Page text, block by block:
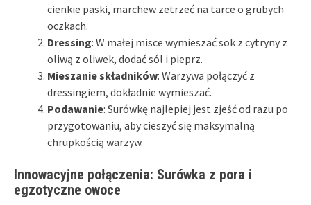
cienkie paski, marchew zetrzeć na tarce o grubych
oczkach.
Dressing: W małej misce wymieszać sok z cytryny z
oliwą z oliwek, dodać sól i pieprz.
Mieszanie składników: Warzywa połączyć z
dressingiem, dokładnie wymieszać.
Podawanie: Surówkę najlepiej jest zjeść od razu po
przygotowaniu, aby cieszyć się maksymalną
chrupkością warzyw.
Innowacyjne połączenia: Surówka z pora i
egzotyczne owoce